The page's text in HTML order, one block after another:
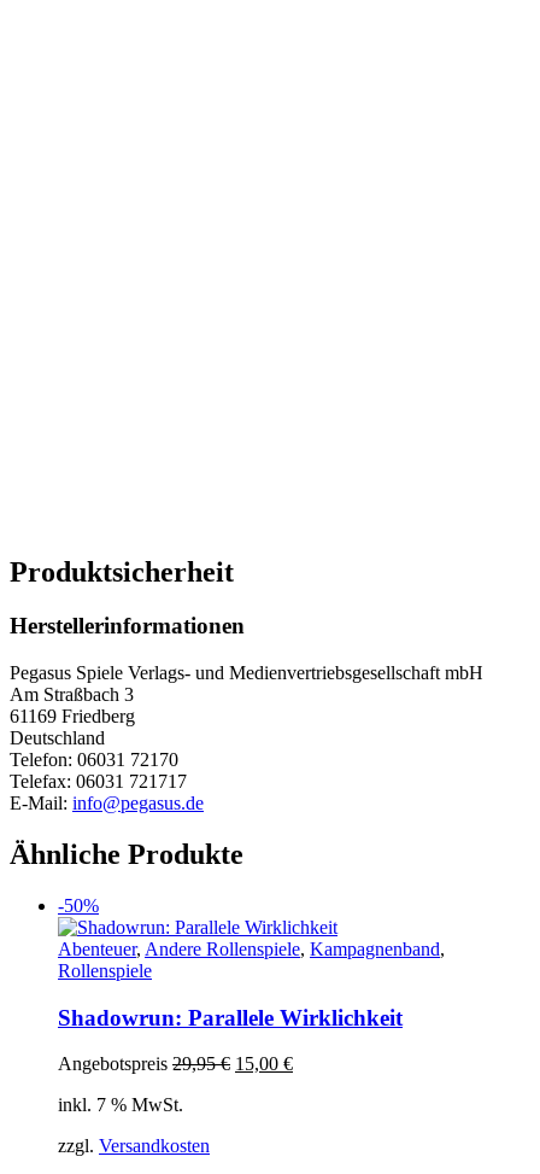
Produktsicherheit
Herstellerinformationen
Pegasus Spiele Verlags- und Medienvertriebsgesellschaft mbH
Am Straßbach 3
61169 Friedberg
Deutschland
Telefon: 06031 72170
Telefax: 06031 721717
E-Mail: info@pegasus.de
Ähnliche Produkte
-50%
Abenteuer, Andere Rollenspiele, Kampagnenband,
Rollenspiele
Shadowrun: Parallele Wirklichkeit
Angebotspreis 29,95€ Ursprünglicher
15,00 €Aktueller
inkl. 7 % MwSt.
zzgl. Versandkosten